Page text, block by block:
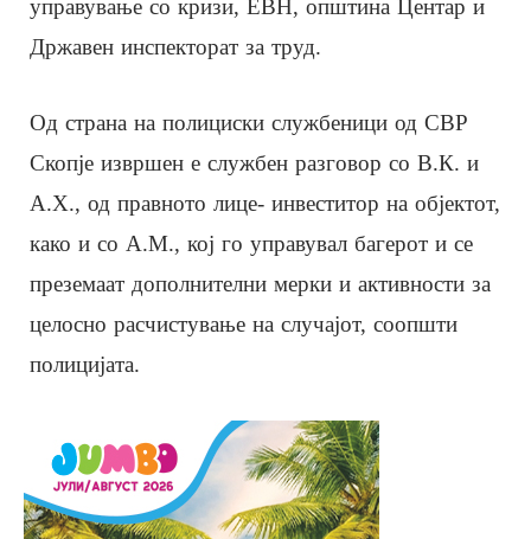
управување со кризи, ЕВН, општина Центар и
Државен инспекторат за труд.
Од страна на полициски службеници од СВР
Скопје извршен е службен разговор со В.К. и
А.Х., од правното лице- инвеститор на објектот,
како и со А.М., кој го управувал багерот и се
преземаат дополнителни мерки и активности за
целосно расчистување на случајот, соопшти
полицијата.